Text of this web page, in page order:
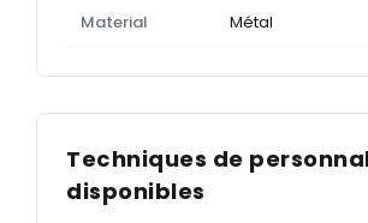
Material Métal
Techniques de
disponibles